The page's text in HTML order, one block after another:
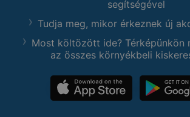
segítségével
Tudja meg, mikor érkeznek új
Most költözött ide? Térképünkön
az összes környékbeli